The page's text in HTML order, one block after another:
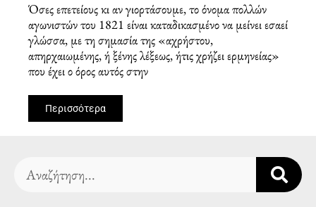
Όσες επετείους κι αν γιορτάσουμε, το όνομα πολλών
αγωνιστών του 1821 είναι καταδικασμένο να μείνει εσαεί
γλώσσα, με τη σημασία της «αχρήστου,
απηρχαιωμένης, ή ξένης λέξεως, ήτις χρήζει ερμηνείας»
που έχει ο όρος αυτός στην
Περισσότερα
Search